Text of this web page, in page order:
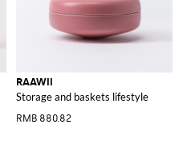
RAAWII
Storage and baskets lifestyle
RMB 880.82